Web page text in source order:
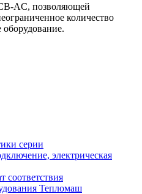
AC, позволяющей
количество
оборудование.
серии
электрическая
соответствия
Тепломаш